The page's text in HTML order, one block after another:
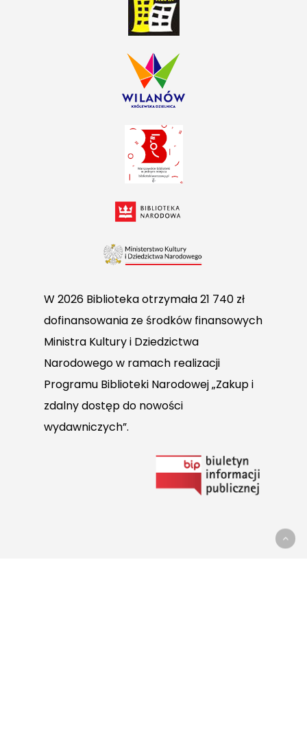
W 2026 Biblioteka otrzymała 21 740 zł
dofinansowania ze środków finansowych
Ministra Kultury i Dziedzictwa
Narodowego w ramach realizacji
Programu Biblioteki Narodowej „Zakup i
zdalny dostęp do nowości
wydawniczych”.
do